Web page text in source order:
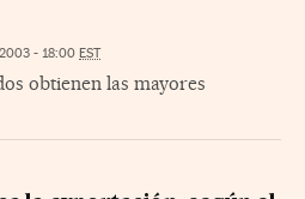
- 18:00 EST
obtienen las mayores